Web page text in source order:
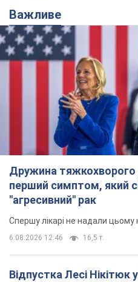
Важливе
Дружина
перший симптом, який
"агресивний" рак
Спершу лікарі не надали цьому
6.08.2026 12:46 16,5 т.
Відпустка Лесі Нікітюк